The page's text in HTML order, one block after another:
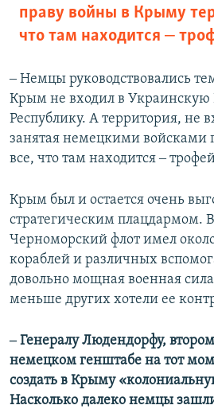
праву войны в Крыму
что там находится ‒
‒ Немцы руководствовались
Крым не входил в
Республику. А территория, не
занятая немецкими войсками
все, что там находится ‒
Крым был и остается очень
стратегическим плацдармом.
Черноморский флот имел
кораблей и различных
довольно мощная военная
меньше других хотели ее
‒ Генералу Людендорфу,
немецком генштабе на тот
создать в Крыму
Насколько далеко немцы